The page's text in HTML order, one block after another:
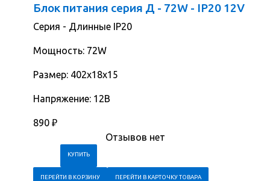
Блок питания серия Д - 72W - IP20 12V
Серия - Длинные IP20
Мощность: 72W
Размер: 402х18х15
Напряжение: 12В
890 ₽
Отзывов нет
ПЕРЕЙТИ В КОРЗИНУ ПЕРЕЙТИ В КАРТОЧКУ ТОВАРА